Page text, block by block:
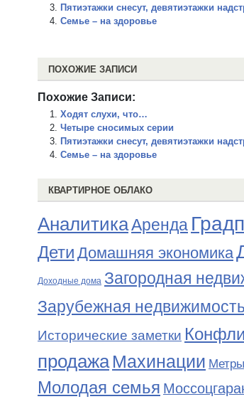
Пятиэтажки снесут, девятиэтажки
Семье – на здоровье
ПОХОЖИЕ ЗАПИСИ
Похожие Записи:
Ходят слухи, что…
Четыре сносимых серии
Пятиэтажки снесут, девятиэтажки
Семье – на здоровье
КВАРТИРНОЕ ОБЛАКО
АналитикаАренда
Дети Домашняя экономика
Доходные дома Загородная
Зарубежная недвижимость
Исторические заметки
продажа Махинации
Молодая семья